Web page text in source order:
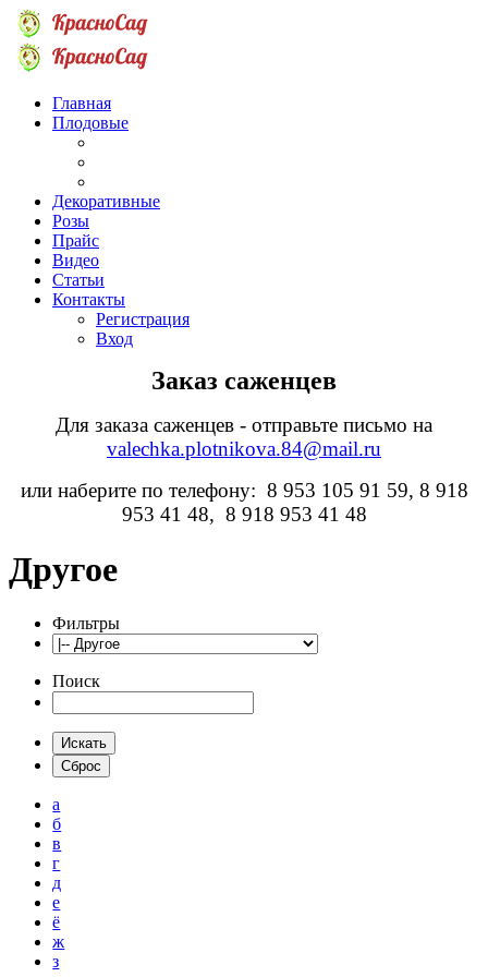
Главная
Плодовые
Декоративные
Розы
Прайс
Видео
Статьи
Контакты
Регистрация
Вход
Заказ саженцев
Для заказа саженцев - отправьте письмо на
valechka.plotnikova.84@mail.ru
или наберите по телефону: 8 953 105 91 59, 8 918
953 41 48, 8 918 953 41 48
Другое
Фильтры
Поиск
а
б
в
г
д
е
ё
ж
з